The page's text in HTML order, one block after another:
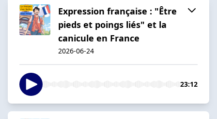
Expression française : "Être
pieds et poings liés" et la
canicule en France
2026-06-24
23:12